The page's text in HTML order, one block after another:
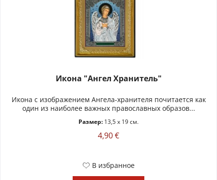
Икона "Ангел Хранитель"
Икона с изображением Ангела-хранителя почитается как
один из наиболее важных православных образов...
Размер: 13,5 x 19 см.
4,90 €
В избранное